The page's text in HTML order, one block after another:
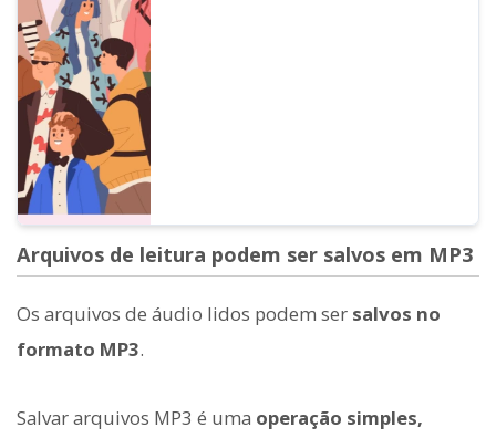
Arquivos de leitura podem ser salvos em MP3
Os arquivos de áudio lidos podem ser salvos no
formato MP3.
Salvar arquivos MP3 é uma operação simples,